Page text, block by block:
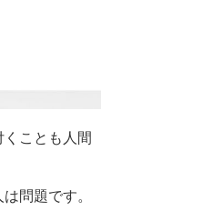
ことも人間
問題です。